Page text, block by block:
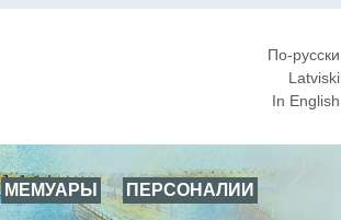
По-русски
Latviski
In English
МЕМУАРЫ
ПЕРСОНАЛИИ